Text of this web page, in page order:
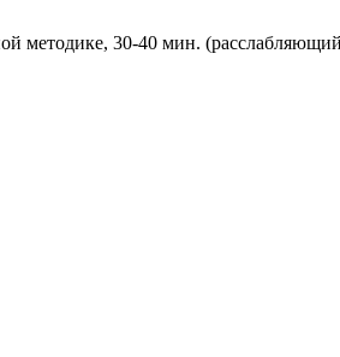
методике, 30-40 мин.